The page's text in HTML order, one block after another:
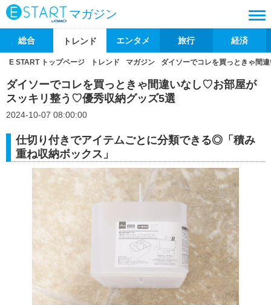
マガジン
総合 トレンド エンタメ 旅行 経済
E START トップページ トレンド マガジン ダイソーでコレを買っときゃ間
ダイソーでコレを買っときゃ間違いなし♡お部屋が
スッキリ整う♡優秀収納グッズ5選
2024-10-07 08:00:00
仕切り付きでアイテムごとに分類できる◎「積み
重ね収納ボックス」